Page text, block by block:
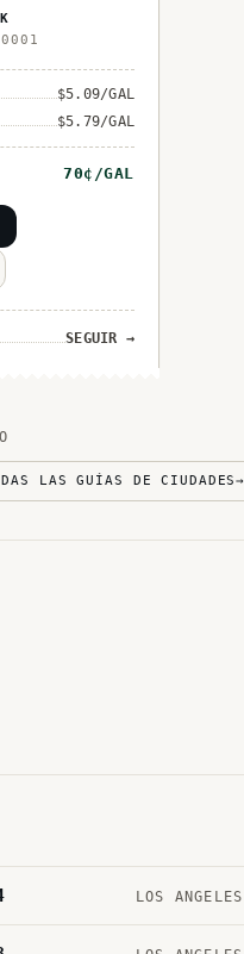
$5.09/GAL
$5.79/GAL
70¢/GAL
SEGUIR →
LAS GUÍAS DE CIUDADES→
LOS ANGELES